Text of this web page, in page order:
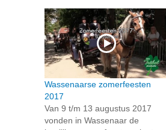
Wassenaarse zomerfeesten
2017
Van 9 t/m 13 augustus 2017
vonden in Wassenaar de